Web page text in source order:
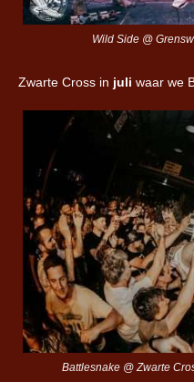
Wild Side @
Zwarte Cross in juli waar we
Battlesnake @ Zwarte